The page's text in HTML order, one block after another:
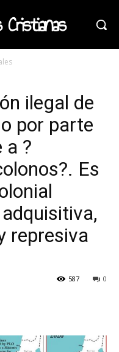
Cristianas
ilegal de
por parte
a ?
Es
represiva
0
587